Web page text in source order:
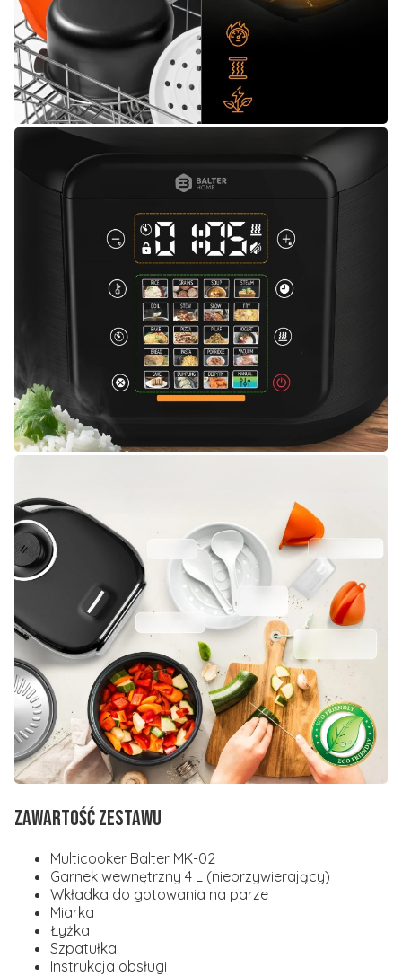
Zawartość zestawu
Multicooker Balter MK-02
Garnek wewnętrzny 4 L (nieprzywierający)
Wkładka do gotowania na parze
Miarka
Łyżka
Szpatułka
Instrukcja obsługi